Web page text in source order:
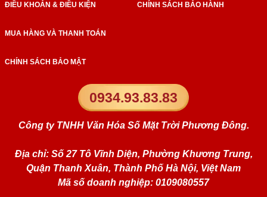
0934.93.83.83
Công ty TNHH Văn Hóa Số Mặt Trời Phương Đông.
Địa chỉ: Số 27 Tô Vĩnh Diện, Phường Khương Trung,
Quận Thanh Xuân, Thành Phố Hà Nội, Việt Nam
Mã số doanh nghiệp: 0109080557
ĐIỀU KHOẢN & ĐIỀU KIỆN
MUA HÀNG VÀ THANH TOÁN
CHÍNH SÁCH BẢO MẬT
CHÍNH SÁCH BẢO HÀNH